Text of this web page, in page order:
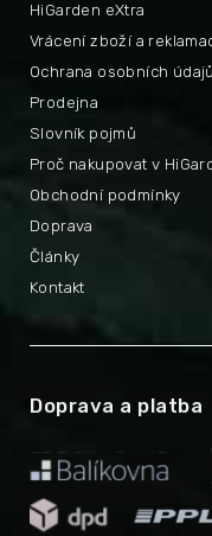
HiGarden eXtra
Proč nakupovat v
Vrácení zboží a
Obchodní podmínky
Ochrana osobních údajů
Doprava
Prodejna
Články
Slovník pojmů
Kontakt
Doprava a platba